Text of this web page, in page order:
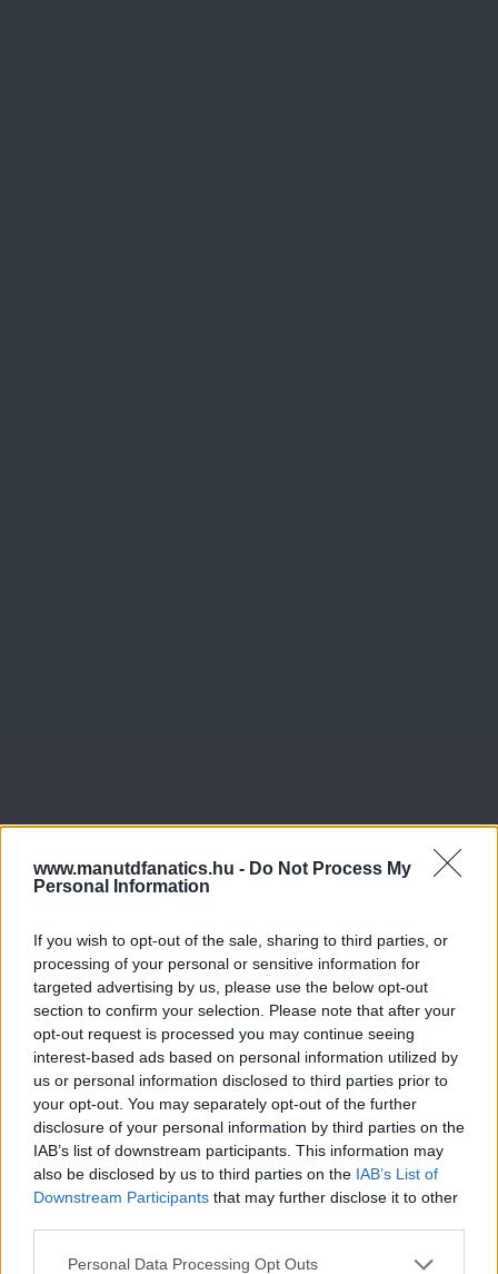
www.manutdfanatics.hu - Do Not Process My
Personal Information
If you wish to opt-out of the sale, sharing to third parties, or
processing of your personal or sensitive information for
targeted advertising by us, please use the below opt-out
section to confirm your selection. Please note that after your
opt-out request is processed you may continue seeing
interest-based ads based on personal information utilized by
us or personal information disclosed to third parties prior to
your opt-out. You may separately opt-out of the further
disclosure of your personal information by third parties on the
IAB’s list of downstream participants. This information may
also be disclosed by us to third parties on the IAB’s List of
Downstream Participants that may further disclose it to other
Please note that this website/app uses one or more Google
Personal Data Processing Opt Outs
Meccs Center
Paris Saint-Germainvs
Manchester United
Felkészülési szezon 4. mérkőzés
Nya Ullevi, Göteborg
2026-08-08 17:00
0 nap 5 óra 30 perc 39 másodperc